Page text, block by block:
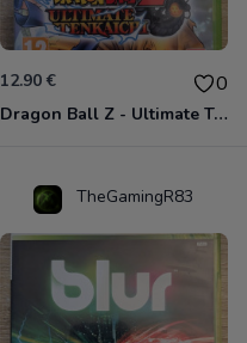
12.90 € 0
Dragon Ball Z - Ultimate Tenkaichi Xbox 360
TheGamingR83